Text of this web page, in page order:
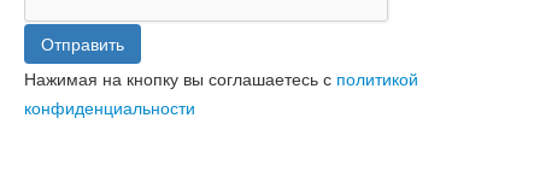
Отправить
Нажимая на кнопку вы соглашаетесь с политикой
конфиденциальности